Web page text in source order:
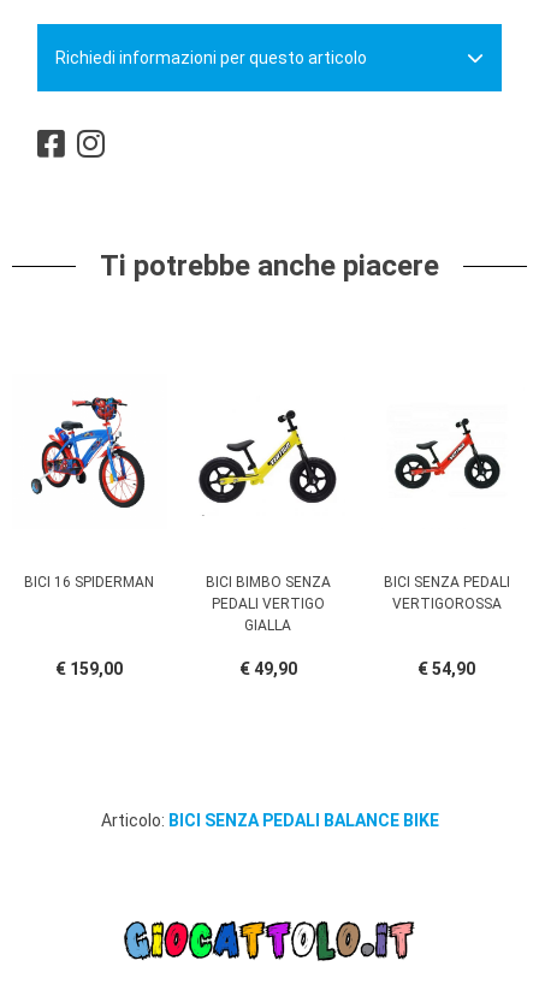
Richiedi informazioni per questo articolo
Ti potrebbe anche piacere
BICI 16 SPIDERMAN
€ 159,00
BICI BIMBO SENZA
PEDALI VERTIGO
GIALLA
€ 49,90
BICI SENZA PEDALI
VERTIGOROSSA
€ 54,90
Articolo: BICI SENZA PEDALI BALANCE BIKE